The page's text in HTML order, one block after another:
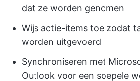
dat ze worden genomen
Wijs actie-items toe zodat
worden uitgevoerd
Synchroniseren met
Outlook voor een soepele